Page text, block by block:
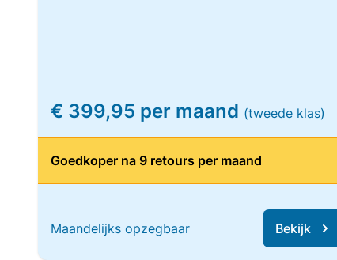
€ 399,95 per maand (tweede klas)
Goedkoper na 9 retours per maand
Maandelijks opzegbaar Bekijk